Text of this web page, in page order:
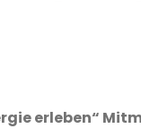
erleben“